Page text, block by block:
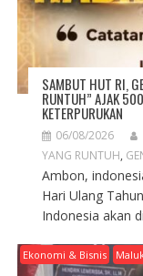
SAMBUT HUT RI,
RUNTUH” AJAK
KETERPURUKAN
06/08/2026
YANG RUNTUH,
Ambon,
Hari Ulang
Indonesia akan
Ekonomi & Bisnis